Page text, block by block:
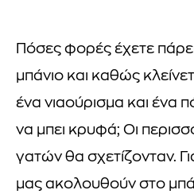
Πόσες φορές έχετε
μπάνιο και καθώς
ένα νιαούρισμα και ένα
να μπει κρυφά; Οι
γατών θα σχετίζονταν.
μας ακολουθούν στο